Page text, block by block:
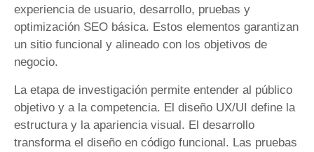
experiencia de usuario, desarrollo, pruebas y
optimización SEO básica. Estos elementos garantizan
un sitio funcional y alineado con los objetivos de
negocio.
La etapa de investigación permite entender al público
objetivo y a la competencia. El diseño UX/UI define la
estructura y la apariencia visual. El desarrollo
transforma el diseño en código funcional. Las pruebas